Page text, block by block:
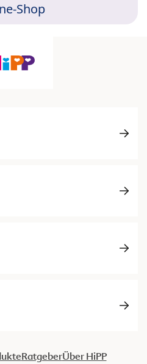
Shop
RatgeberÜber HiPP